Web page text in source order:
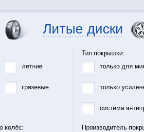
Литые диски
летние
грязевые
колёс:
Тип покрышки:
только для
только
система
Производитель